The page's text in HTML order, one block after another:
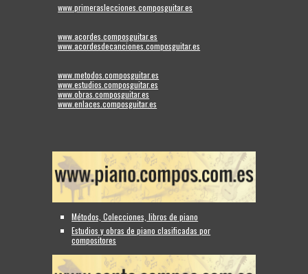
www.primeraslecciones.composguitar.es
www.acordes.composguitar.es
www.acordesdecanciones.composguitar.es
www.metodos.composguitar.es
www.estudios.composguitar.es
www.obras.composguitar.es
www.enlaces.composguitar.es
Métodos, Colecciones, libros de piano
Estudios y obras de piano clasificadas por
compositores